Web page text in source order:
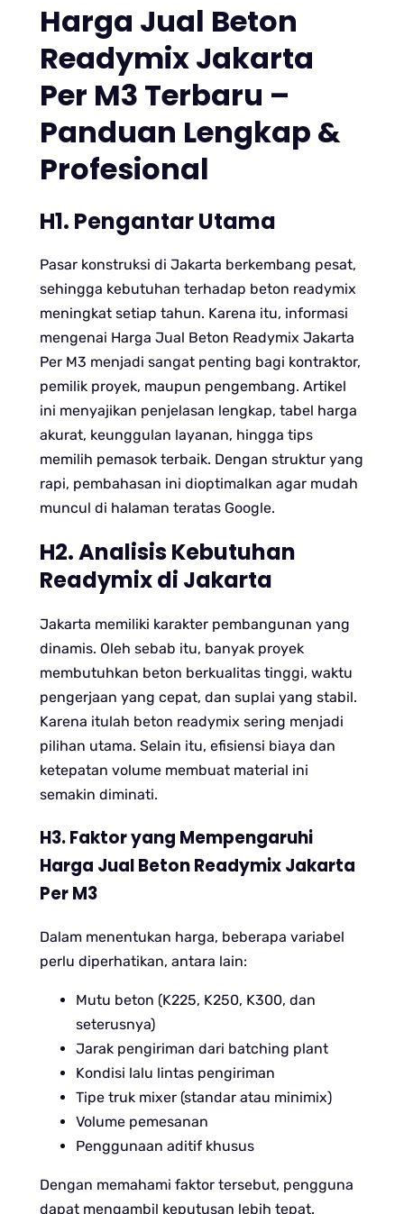
Harga Jual Beton
Readymix Jakarta
Per M3 Terbaru –
Panduan Lengkap &
Profesional
H1. Pengantar Utama
Pasar konstruksi di Jakarta berkembang pesat,
sehingga kebutuhan terhadap beton readymix
meningkat setiap tahun. Karena itu, informasi
mengenai Harga Jual Beton Readymix Jakarta
Per M3 menjadi sangat penting bagi kontraktor,
pemilik proyek, maupun pengembang. Artikel
ini menyajikan penjelasan lengkap, tabel harga
akurat, keunggulan layanan, hingga tips
memilih pemasok terbaik. Dengan struktur yang
rapi, pembahasan ini dioptimalkan agar mudah
muncul di halaman teratas Google.
H2. Analisis Kebutuhan
Readymix di Jakarta
Jakarta memiliki karakter pembangunan yang
dinamis. Oleh sebab itu, banyak proyek
membutuhkan beton berkualitas tinggi, waktu
pengerjaan yang cepat, dan suplai yang stabil.
Karena itulah beton readymix sering menjadi
pilihan utama. Selain itu, efisiensi biaya dan
ketepatan volume membuat material ini
semakin diminati.
H3. Faktor yang Mempengaruhi
Harga Jual Beton Readymix Jakarta
Per M3
Dalam menentukan harga, beberapa variabel
perlu diperhatikan, antara lain:
Mutu beton (K225, K250, K300, dan
seterusnya)
Jarak pengiriman dari batching plant
Kondisi lalu lintas pengiriman
Tipe truk mixer (standar atau minimix)
Volume pemesanan
Penggunaan aditif khusus
Dengan memahami faktor tersebut, pengguna
dapat mengambil keputusan lebih tepat.